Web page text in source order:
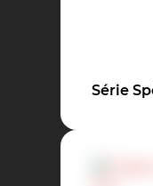
Série